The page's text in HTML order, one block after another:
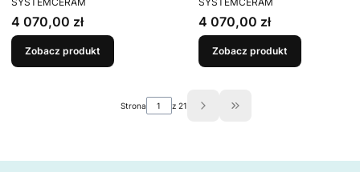
Cena
4 070,00 zł
Zobacz produkt
Cena
4 070,00 zł
Zobacz produkt
Strona z 21
Przejdź do ostatniej